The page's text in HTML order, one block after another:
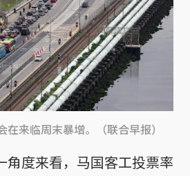
来临周末暴增。（联合早报）
角度来看，马国客工投票率